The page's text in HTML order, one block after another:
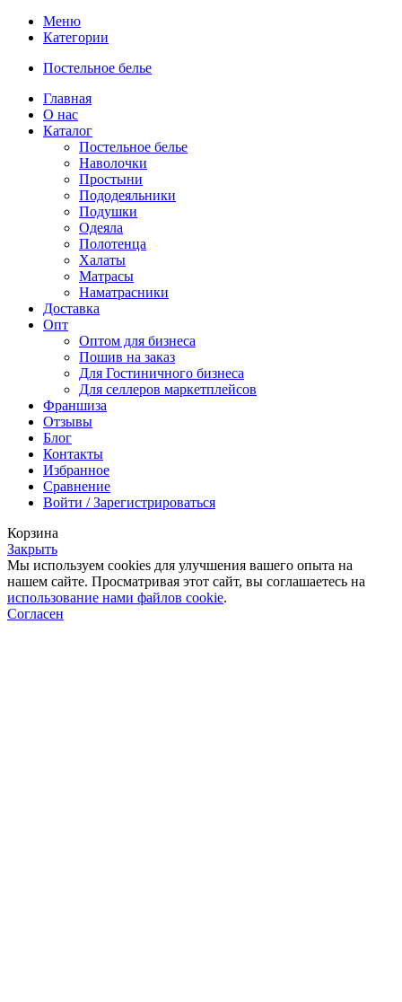
Меню
Категории
Постельное белье
Главная
О нас
Каталог
Постельное белье
Наволочки
Простыни
Пододеяльники
Подушки
Одеяла
Полотенца
Халаты
Матрасы
Наматрасники
Доставка
Опт
Оптом для бизнеса
Пошив на заказ
Для Гостиничного бизнеса
Для селлеров маркетплейсов
Франшиза
Отзывы
Блог
Контакты
Избранное
Сравнение
Войти / Зарегистрироваться
Корзина
Закрыть
Мы используем cookies для улучшения вашего опыта на
нашем сайте. Просматривая этот сайт, вы соглашаетесь на
использование нами файлов cookie.
Согласен